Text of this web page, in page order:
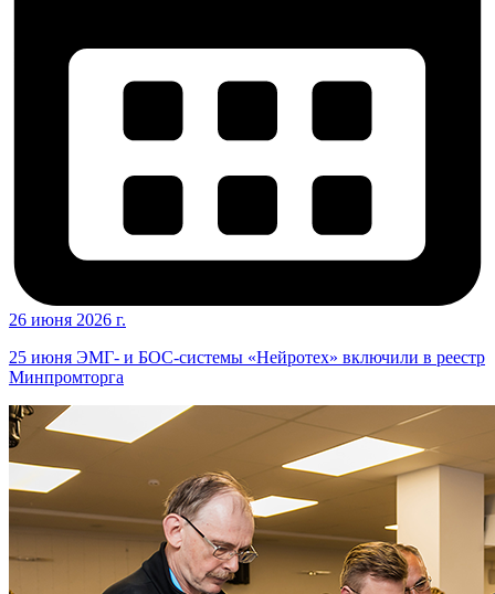
26 июня 2026 г.
25 июня ЭМГ- и БОС-системы «Нейротех» включили в реестр
Минпромторга